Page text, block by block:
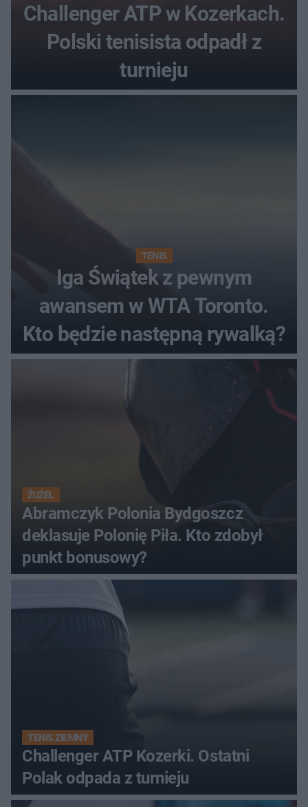
Challenger ATP w Kozerkach.
Polski tenisista odpadł z
turnieju
TENIS
Iga Świątek z pewnym
awansem w WTA Toronto.
Kto będzie następną rywalką?
ŻUŻEL
Abramczyk Polonia Bydgoszcz
deklasuje Polonię Piła. Kto zdobył
punkt bonusowy?
TENIS ZIEMNY
Challenger ATP Kozerki. Ostatni
Polak odpada z turnieju